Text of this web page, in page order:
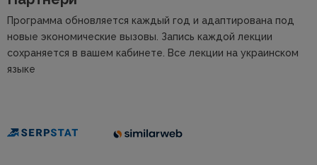
Программа обновляется каждый год и адаптирована под
новые экономические вызовы. Запись каждой лекции
сохраняется в вашем кабинете. Все лекции на украинском
языке